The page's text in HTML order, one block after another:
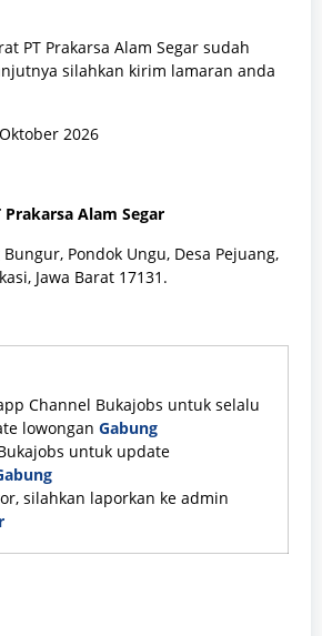
PT Prakarsa Alam Segar sudah
silahkan kirim lamaran anda
2026
Prakarsa Alam Segar
Bungur, Pondok Ungu, Desa Pejuang,
Jawa Barat 17131.
Channel Bukajobs untuk selalu
lowongan Gabung
untuk update
silahkan laporkan ke admin